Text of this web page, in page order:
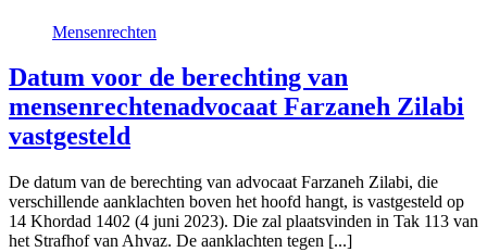
Mensenrechten
Datum voor de berechting van
mensenrechtenadvocaat Farzaneh Zilabi
vastgesteld
De datum van de berechting van advocaat Farzaneh Zilabi, die
verschillende aanklachten boven het hoofd hangt, is vastgesteld op
14 Khordad 1402 (4 juni 2023). Die zal plaatsvinden in Tak 113 van
het Strafhof van Ahvaz. De aanklachten tegen [...]